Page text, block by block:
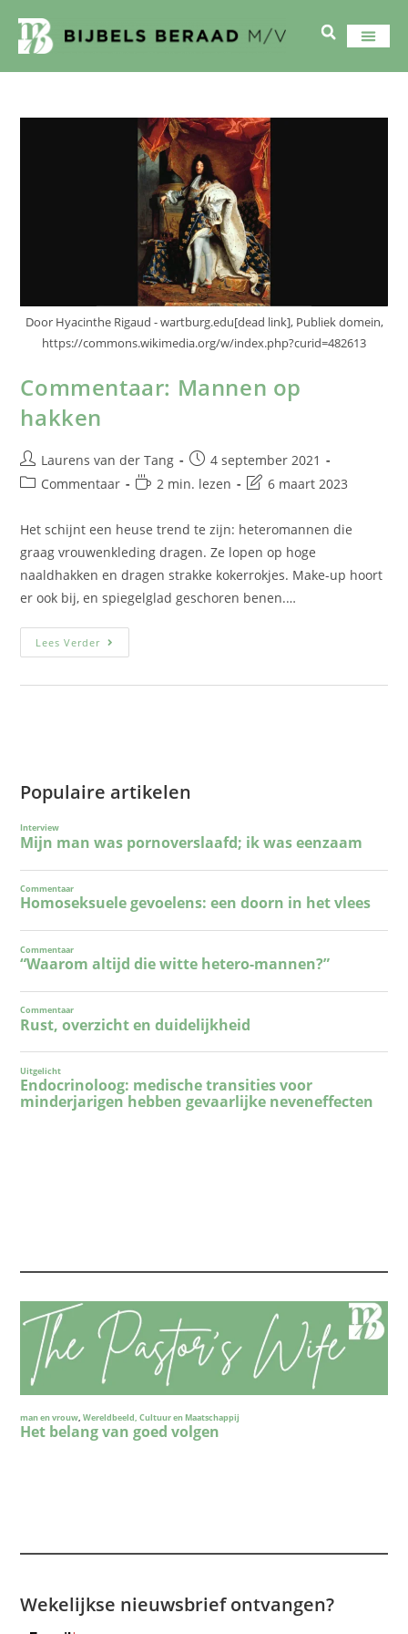
Door Hyacinthe Rigaud - wartburg.edu[dead link], Publiek domein,
https://commons.wikimedia.org/w/index.php?curid=482613
Commentaar: Mannen op
hakken
Laurens van der Tang
4 september 2021
Commentaar
2 min. lezen 6 maart 2023
Het schijnt een heuse trend te zijn: heteromannen die
graag vrouwenkleding dragen. Ze lopen op hoge
naaldhakken en dragen strakke kokerrokjes. Make-up hoort
er ook bij, en spiegelglad geschoren benen.…
Lees Verder
Populaire artikelen
Wekelijkse nieuwsbrief ontvangen?